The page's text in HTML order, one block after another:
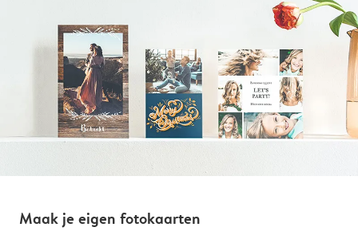
Maak je eigen fotokaarten